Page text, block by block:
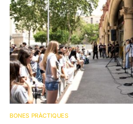
BONES PRÀCTIQUES